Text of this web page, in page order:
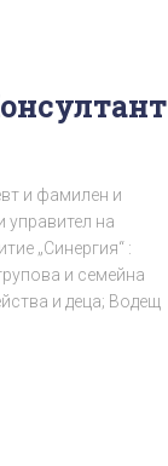
и фамилен и
управител на
„Синергия“ :
и семейна
и деца; Водещ